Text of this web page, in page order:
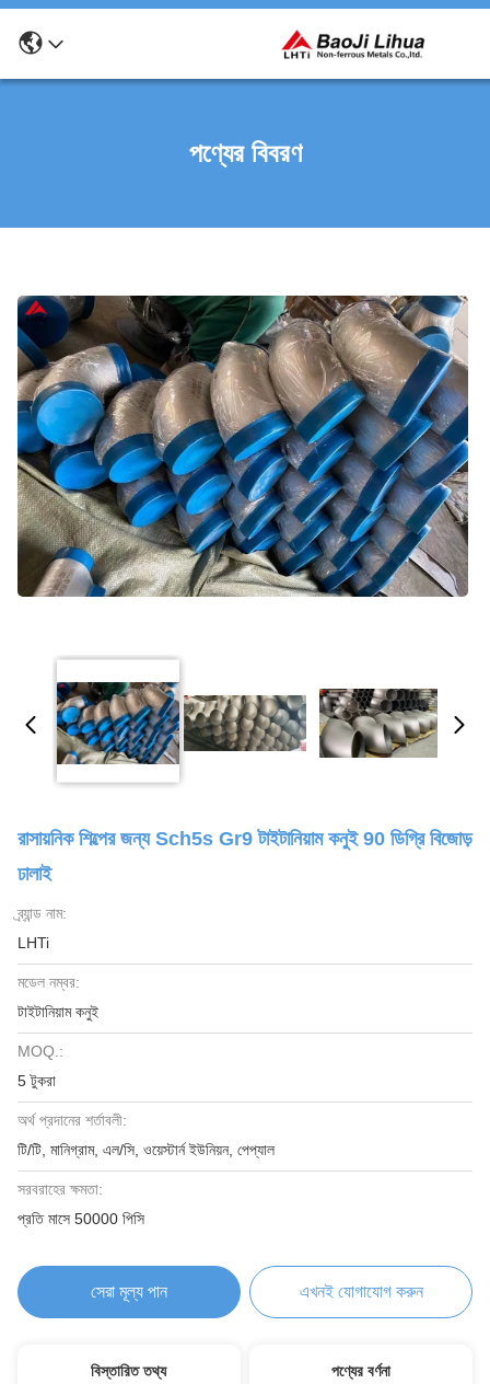
পণ্যের বিবরণ
রাসায়নিক শিল্পের জন্য Sch5s Gr9 টাইটানিয়াম কনুই 90 ডিগ্রি বিজোড়
ঢালাই
ব্র্যান্ড নাম:
LHTi
মডেল নম্বর:
টাইটানিয়াম কনুই
MOQ.:
5 টুকরা
অর্থ প্রদানের শর্তাবলী:
টি/টি, মানিগ্রাম, এল/সি, ওয়েস্টার্ন ইউনিয়ন, পেপ্যাল
সরবরাহের ক্ষমতা:
প্রতি মাসে 50000 পিসি
সেরা মূল্য পান এখনই যোগাযোগ করুন
বিস্তারিত তথ্য পণ্যের বর্ণনা